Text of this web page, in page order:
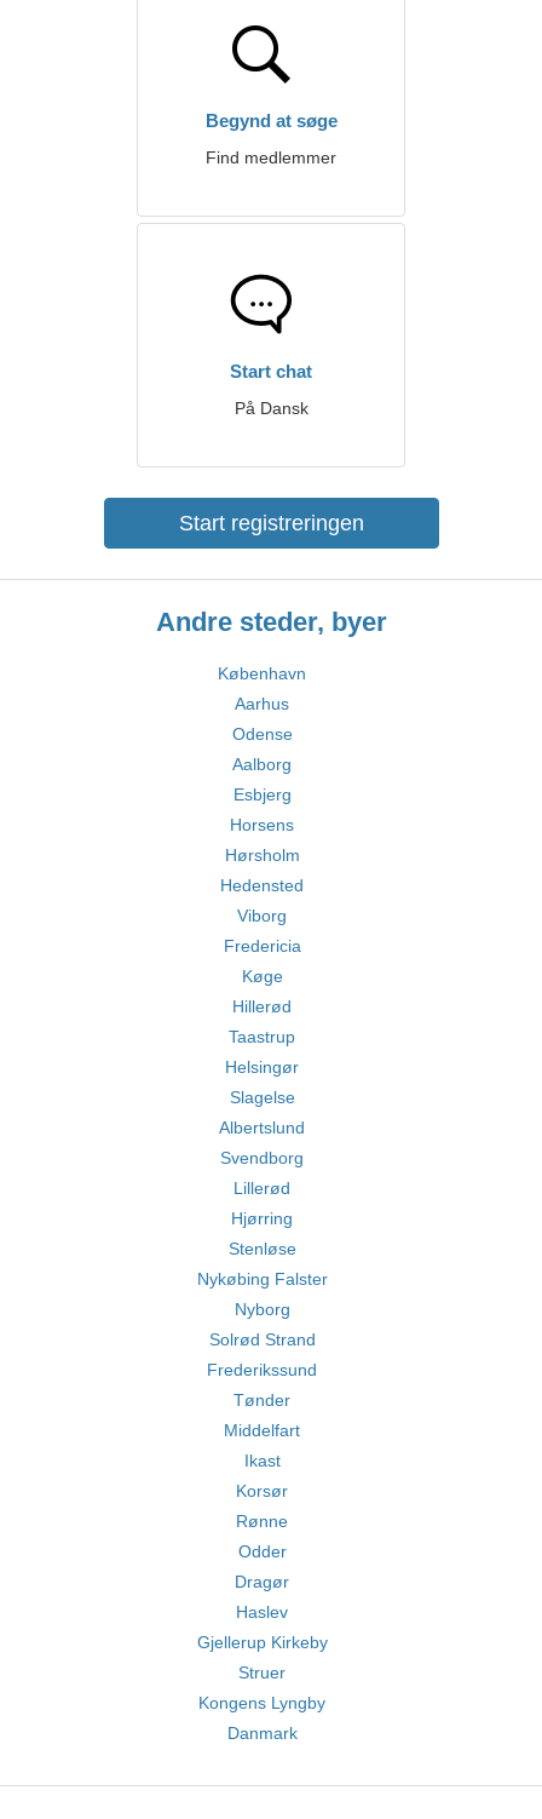
Begynd at søge
Find medlemmer
Start chat
På Dansk
Start registreringen
Andre steder, byer
København
Aarhus
Odense
Aalborg
Esbjerg
Horsens
Hørsholm
Hedensted
Viborg
Fredericia
Køge
Hillerød
Taastrup
Helsingør
Slagelse
Albertslund
Svendborg
Lillerød
Hjørring
Stenløse
Nykøbing Falster
Nyborg
Solrød Strand
Frederikssund
Tønder
Middelfart
Ikast
Korsør
Rønne
Odder
Dragør
Haslev
Gjellerup Kirkeby
Struer
Kongens Lyngby
Danmark